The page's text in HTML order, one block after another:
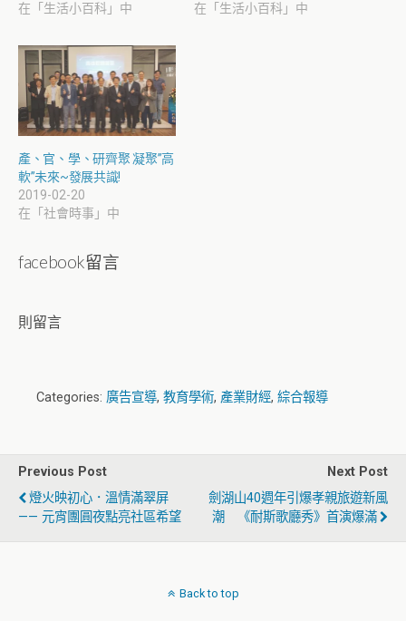
在「生活小百科」中
在「生活小百科」中
產、官、學、研齊聚 凝聚”高
軟”未來~發展共識!
2019-02-20
在「社會時事」中
facebook留言
則留言
Categories: 廣告宣導, 教育學術, 產業財經, 綜合報導
Previous Post
燈火映初心．溫情滿翠屏
—— 元宵團圓夜點亮社區希望
Next Post
劍湖山40週年引爆孝親旅遊新風
潮 《耐斯歌廳秀》首演爆滿
Back to top